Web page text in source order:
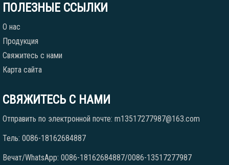
ПОЛЕЗНЫЕ ССЫЛКИ
О нас
Продукция
Свяжитесь с нами
Карта сайта
СВЯЖИТЕСЬ С НАМИ
Отправить по электронной почте: m13517277987@163.com
Тель: 0086-18162684887
Вечат/WhatsApp: 0086-18162684887/0086-13517277987